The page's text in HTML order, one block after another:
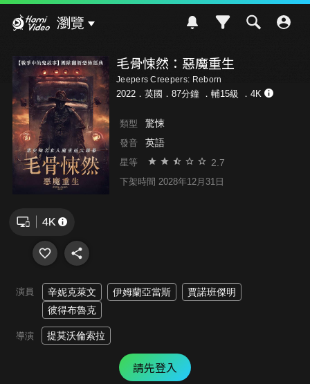
瀏覽
毛骨悚然：惡魔重生
Jeepers Creepers: Reborn
2022．英國．87分鐘 ． 輔15級 ．4K
類型 驚悚
發音 英語
星等 2.7
下架時間 2028年12月31日
演員 辛妮克萊文 伊姆蘭亞當斯
賈諾班傑明
彼得布魯克
導演 提莫沃倫索拉
請先登入